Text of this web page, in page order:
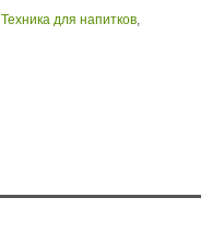
Техника для напитков,